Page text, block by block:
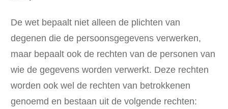
De wet bepaalt niet alleen de plichten van
degenen die de persoonsgegevens verwerken,
maar bepaalt ook de rechten van de personen van
wie de gegevens worden verwerkt. Deze rechten
worden ook wel de rechten van betrokkenen
genoemd en bestaan uit de volgende rechten: